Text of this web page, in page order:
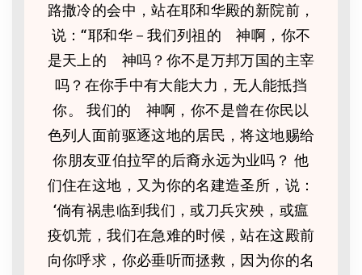
路撒冷的会中，站在耶和华殿的新院前，
说：“耶和华－我们列祖的 神啊，你不
是天上的 神吗？你不是万邦万国的主宰
吗？在你手中有大能大力，无人能抵挡
你。 我们的 神啊，你不是曾在你民以
色列人面前驱逐这地的居民，将这地赐给
你朋友亚伯拉罕的后裔永远为业吗？ 他
们住在这地，又为你的名建造圣所，说：
‘倘有祸患临到我们，或刀兵灾殃，或瘟
疫饥荒，我们在急难的时候，站在这殿前
向你呼求，你必垂听而拯救，因为你的名